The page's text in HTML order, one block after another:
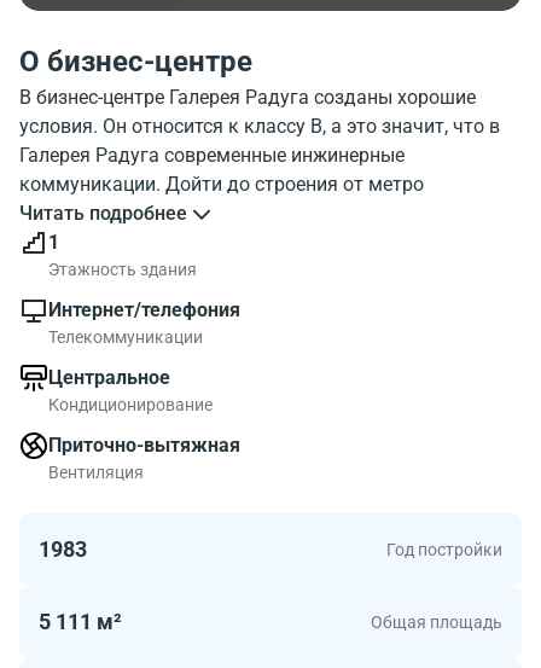
О бизнес-центре
В бизнес-центре Галерея Радуга созданы хорошие
условия. Он относится к классу B, а это значит, что в
Галерея Радуга современные инжинерные
коммуникации. Дойти до строения от метро
Сходненская можно за несколько минут. Объект
Галерея Радуга , этажей 1, парковка. На изображении
показан внешний облик здания. Окружение бизнес-
центра Gallery Radyga хорошо показано на карте.
Около БЦ есть много объектов инфраструктуры
Коммерческие помещения в БЦ - выгодный вариант
для средней по размеру компании.
Читать подробнее
1
Этажность здания
Интернет/телефония
Телекоммуникации
Центральное
Кондиционирование
Приточно-вытяжная
Вентиляция
1983 Год постройки
5 111 м² Общая площадь